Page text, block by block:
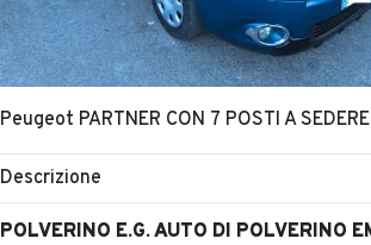
Peugeot PARTNER CON 7 POSTI A SEDERE
Descrizione